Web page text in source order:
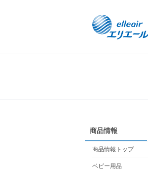
商品情報
商品情報トップ
ベビー用品